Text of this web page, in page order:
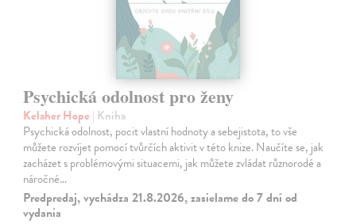
Psychická odolnost pro ženy
Kelaher Hope | Kniha
Psychická odolnost, pocit vlastní hodnoty a sebejistota, to vše
můžete rozvíjet pomocí tvůrčích aktivit v této knize. Naučíte se, jak
zacházet s problémovými situacemi, jak můžete zvládat různorodé a
náročné…
Predpredaj, vychádza 21.8.2026, zasielame do 7 dní od
vydania